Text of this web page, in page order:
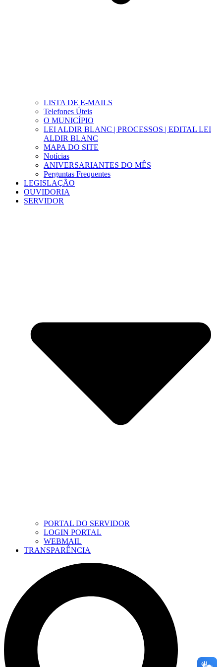
LISTA DE E-MAILS
Telefones Úteis
O MUNICÍPIO
LEI ALDIR BLANC | PROCESSOS | EDITAL LEI
ALDIR BLANC
MAPA DO SITE
Notícias
ANIVERSARIANTES DO MÊS
Perguntas Frequentes
LEGISLAÇÃO
OUVIDORIA
SERVIDOR
PORTAL DO SERVIDOR
LOGIN PORTAL
WEBMAIL
TRANSPARÊNCIA